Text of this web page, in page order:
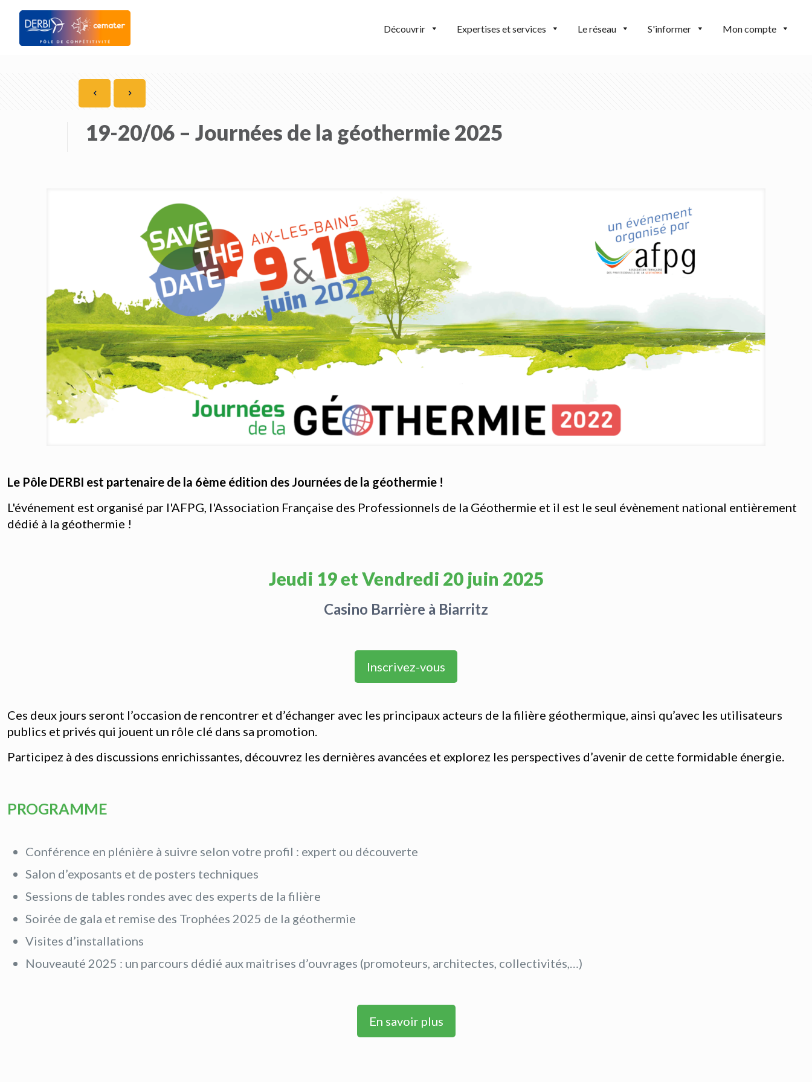
Découvrir Expertises et services Le réseau S'informer Mon compte
19-20/06 – Journées de la géothermie 2025
Le Pôle DERBI est partenaire de la 6ème édition des Journées de la géothermie !
L'événement est organisé par l'AFPG, l'Association Française des Professionnels de la Géothermie et il est le seul évènement national entièrement
dédié à la géothermie !
Jeudi 19 et Vendredi 20 juin 2025
Casino Barrière à Biarritz
Inscrivez-vous
Ces deux jours seront l’occasion de rencontrer et d’échanger avec les principaux acteurs de la filière géothermique, ainsi qu’avec les utilisateurs
publics et privés qui jouent un rôle clé dans sa promotion.
Participez à des discussions enrichissantes, découvrez les dernières avancées et explorez les perspectives d’avenir de cette formidable énergie.
PROGRAMME
Conférence en plénière à suivre selon votre profil : expert ou découverte
Salon d’exposants et de posters techniques
Sessions de tables rondes avec des experts de la filière
Soirée de gala et remise des Trophées 2025 de la géothermie
Visites d’installations
Nouveauté 2025 : un parcours dédié aux maitrises d’ouvrages (promoteurs, architectes, collectivités,…)
En savoir plus